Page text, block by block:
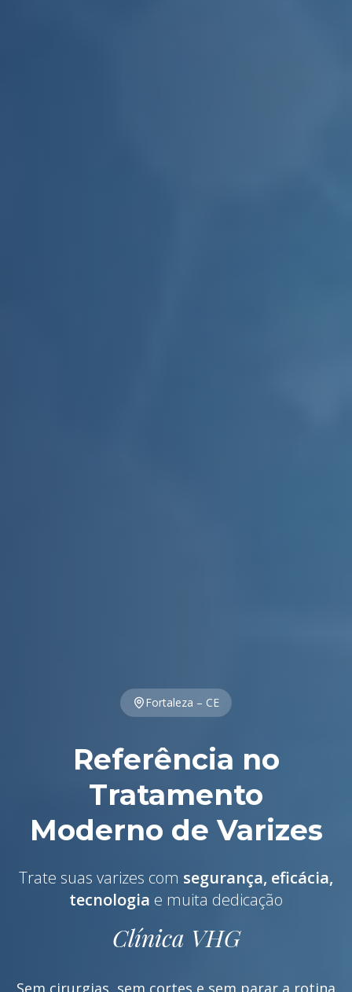
Fortaleza – CE
Referência no
Tratamento
Moderno de Varizes
Trate suas varizes com segurança, eficácia,
tecnologia e muita dedicação
Clínica VHG
Sem cirurgias, sem cortes e sem parar a rotina